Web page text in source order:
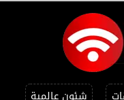
شئون عالمية